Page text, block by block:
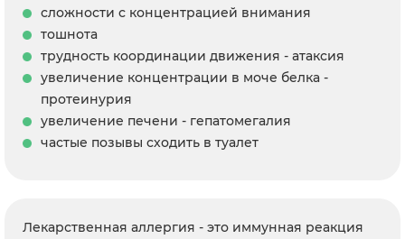
сложности с концентрацией внимания
тошнота
трудность координации движения - атаксия
увеличение концентрации в моче белка -
протеинурия
увеличение печени - гепатомегалия
частые позывы сходить в туалет
Лекарственная аллергия - это иммунная реакция